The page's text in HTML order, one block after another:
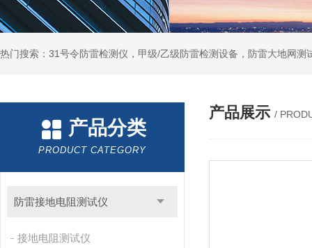
热门搜索：31号令防雷检测仪，甲级/乙级防雷检测设备，防雷大地网
产品分类
PRODUCT CATEGORY
防雷接地电阻测试仪
接地电阻测试仪
产品展示 /